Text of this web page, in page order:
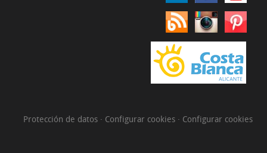
Protección de datos · Configurar cookies · Configurar cookies